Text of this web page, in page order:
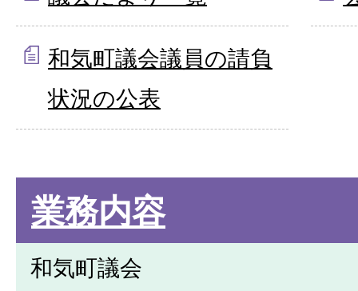
和気町議会議員の請負
状況の公表
業務内容
和気町議会